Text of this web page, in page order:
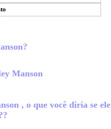
Manson
, o que você diria se ele